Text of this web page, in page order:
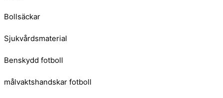
Bollsäckar
Sjukvårdsmaterial
Benskydd fotboll
målvaktshandskar fotboll